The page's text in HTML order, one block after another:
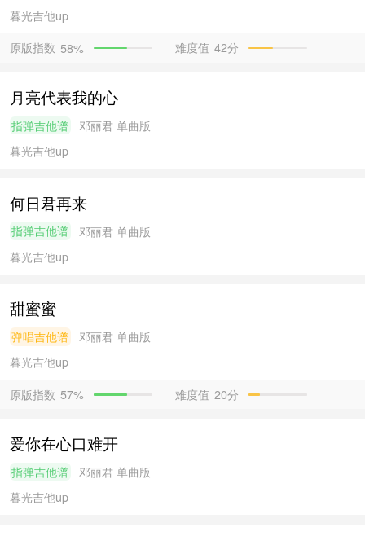
暮光吉他up
原版指数 58% 难度值 42分
月亮代表我的心
指弹吉他谱 邓丽君 单曲版
暮光吉他up
何日君再来
指弹吉他谱 邓丽君 单曲版
暮光吉他up
甜蜜蜜
弹唱吉他谱 邓丽君 单曲版
暮光吉他up
原版指数 57% 难度值 20分
爱你在心口难开
指弹吉他谱 邓丽君 单曲版
暮光吉他up